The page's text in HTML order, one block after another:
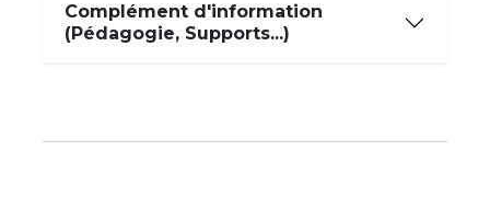
Complément d'information
(Pédagogie, Supports...)